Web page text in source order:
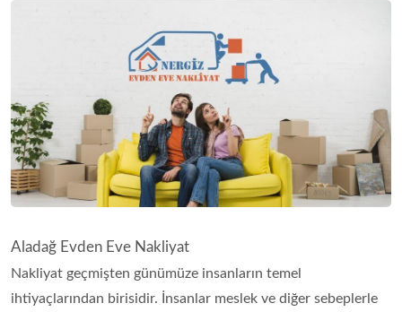
Aladağ Evden Eve Nakliyat
Nakliyat geçmişten günümüze insanların temel
ihtiyaçlarından birisidir. İnsanlar meslek ve diğer sebeplerle